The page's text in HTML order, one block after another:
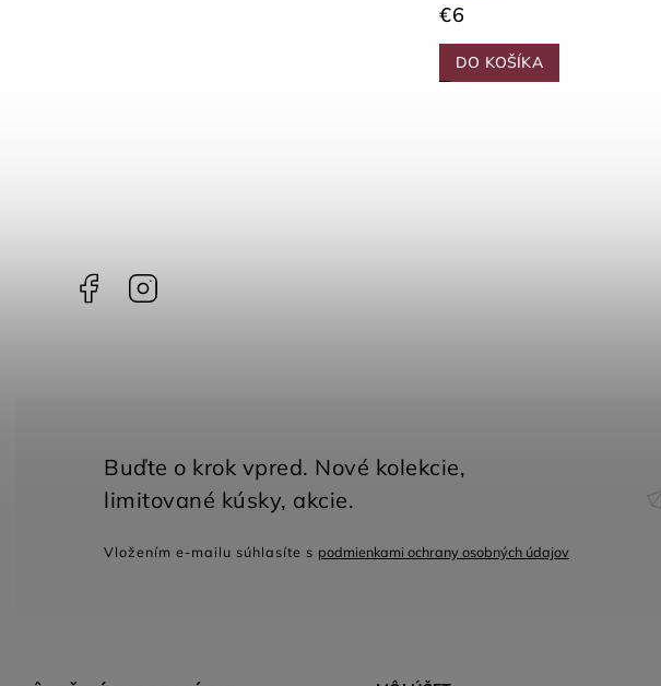
€6
DO KOŠÍKA
Facebook
Vložením e-mailu súhlasíte s podmienkami ochrany osobných údajov